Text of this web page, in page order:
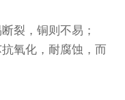
裂，铜则不易；
氧化，耐腐蚀，而